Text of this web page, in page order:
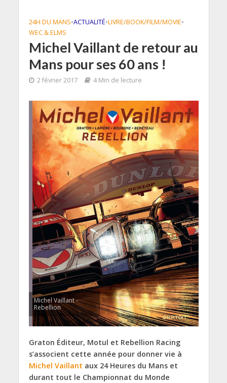
24H DU MANS•ACTUALITÉ•LIVRE/BOOK/FILM/MOVIE•
WEC & ELMS
Michel Vaillant de retour au
Mans pour ses 60 ans !
2 février 2017 4 Min de lecture
Michel Vaillant -
Rebellion
Graton Éditeur, Motul et Rebellion Racing
s’associent cette année pour donner vie à
Michel Vaillant aux 24 Heures du Mans et
durant tout le Championnat du Monde